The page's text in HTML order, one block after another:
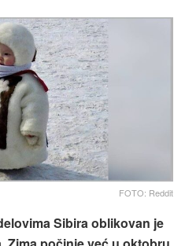
FOTO: Reddit
Sibira oblikovan je